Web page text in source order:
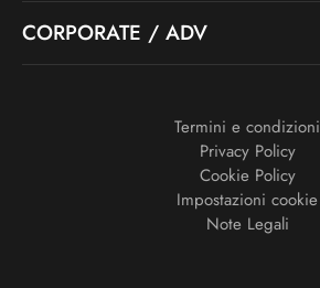
CORPORATE / ADV
Termini e condizioni
Privacy Policy
Cookie Policy
Impostazioni cookie
Note Legali